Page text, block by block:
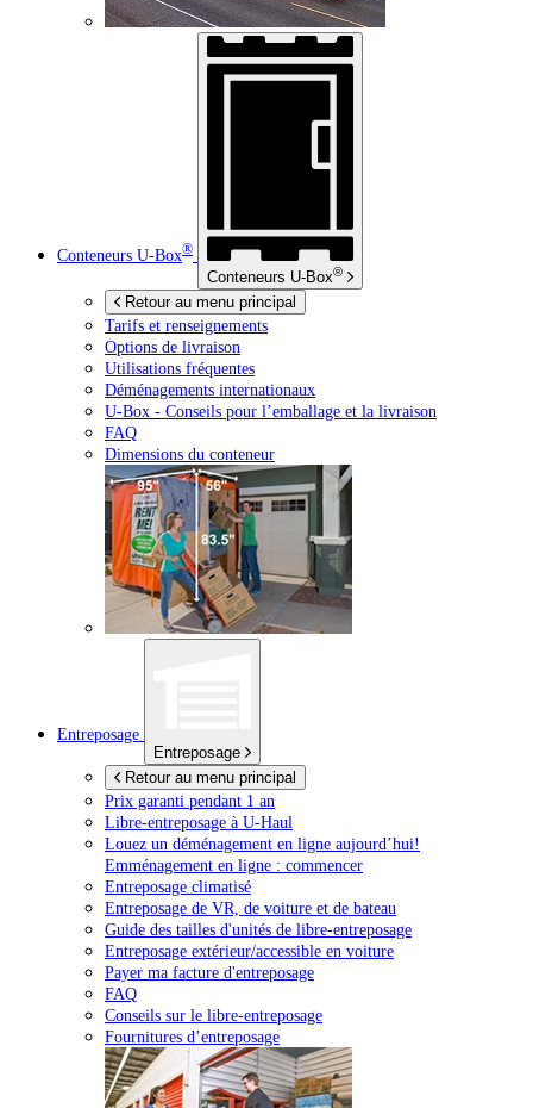
Conteneurs U-Box®
Conteneurs U-Box®
Retour au menu principal
Tarifs et renseignements
Options de livraison
Utilisations fréquentes
Déménagements internationaux
U-Box - Conseils pour l’emballage et la livraison
FAQ
Dimensions du conteneur
Entreposage
Entreposage
Retour au menu principal
Prix garanti pendant 1 an
Libre-entreposage à U-Haul
Louez un déménagement en ligne aujourd’hui!
Emménagement en ligne : commencer
Entreposage climatisé
Entreposage de VR, de voiture et de bateau
Guide des tailles d'unités de libre-entreposage
Entreposage extérieur/accessible en voiture
Payer ma facture d'entreposage
FAQ
Conseils sur le libre-entreposage
Fournitures d’entreposage